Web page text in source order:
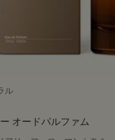
ル
オードパルファム